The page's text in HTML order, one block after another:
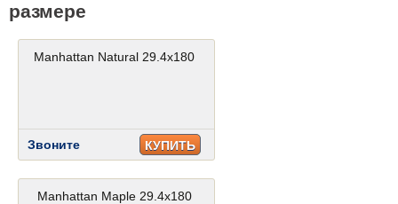
размере
Manhattan Natural 29.4x180
Звоните КУПИТЬ
Manhattan Maple 29.4x180